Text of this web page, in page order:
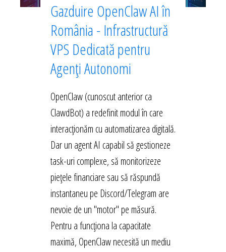
Gazduire OpenClaw AI în
România - Infrastructură
VPS Dedicată pentru
Agenți Autonomi
OpenClaw (cunoscut anterior ca
ClawdBot) a redefinit modul în care
interacționăm cu automatizarea digitală.
Dar un agent AI capabil să gestioneze
task-uri complexe, să monitorizeze
piețele financiare sau să răspundă
instantaneu pe Discord/Telegram are
nevoie de un "motor" pe măsură.
Pentru a funcționa la capacitate
maximă, OpenClaw necesită un mediu